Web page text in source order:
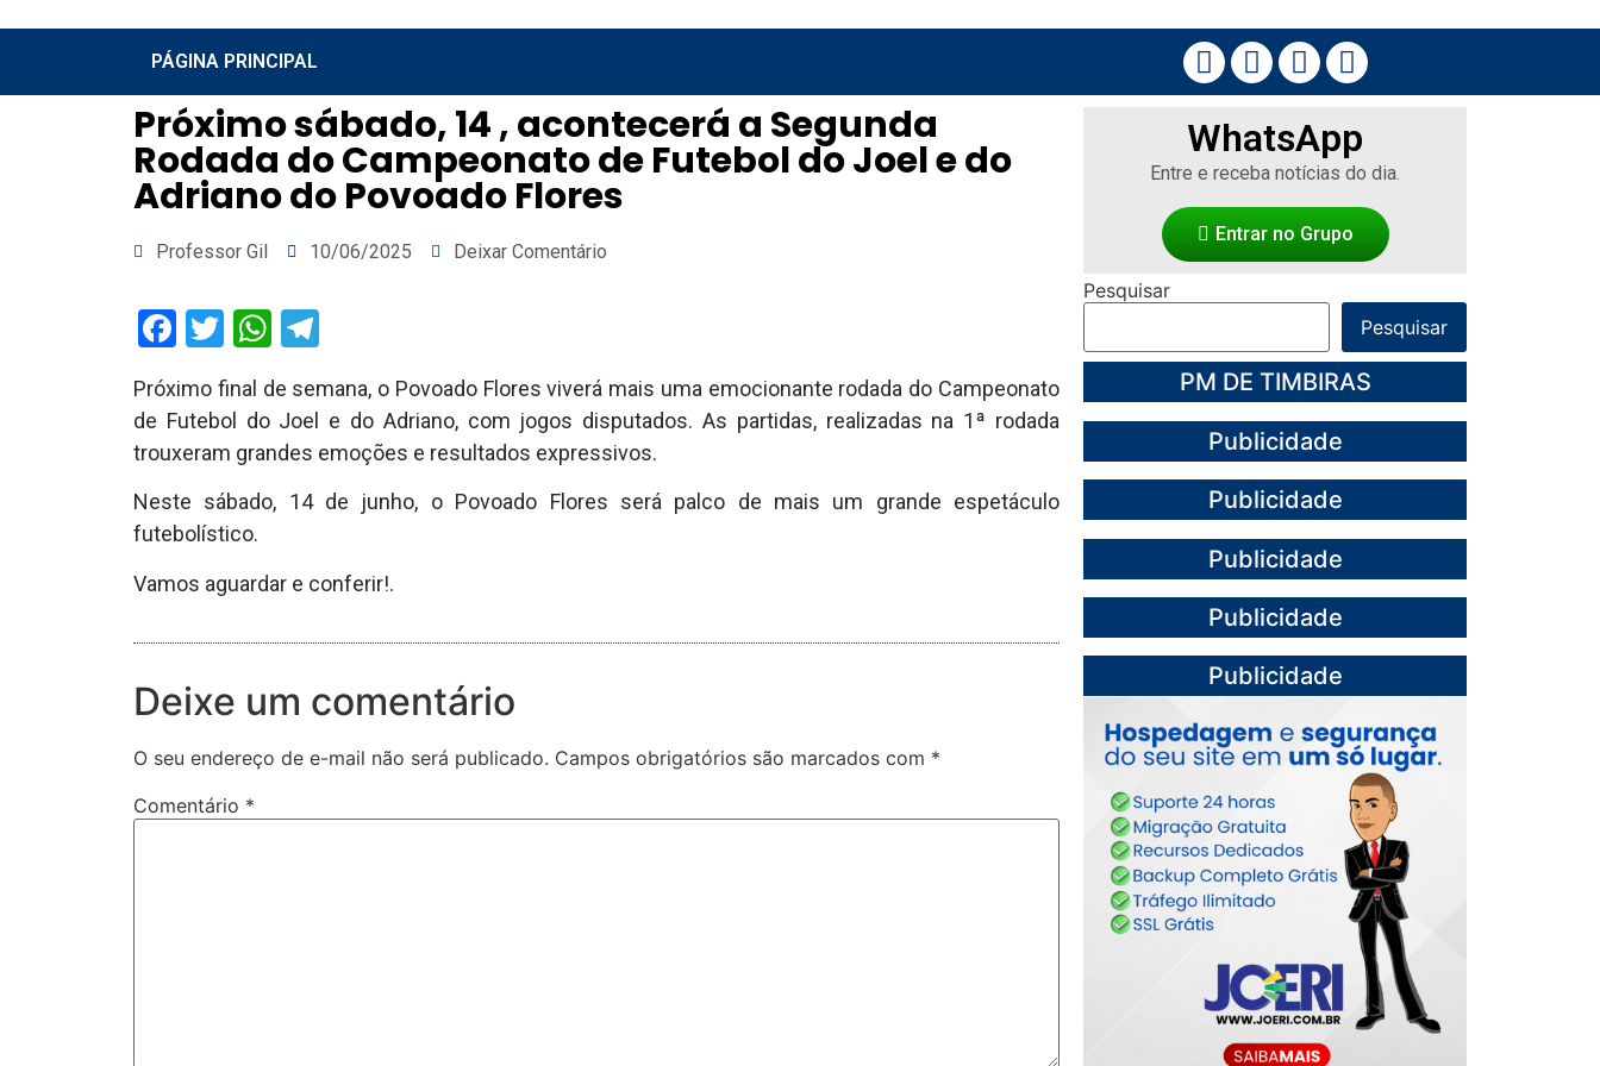
PÁGINA PRINCIPAL
Próximo sábado, 14 , acontecerá a Segunda
Rodada do Campeonato de Futebol do Joel e do
Adriano do Povoado Flores
Professor Gil 10/06/2025 Deixar Comentário
Facebook
TwitterWhatsApp
Próximo final de semana, o Povoado Flores viverá mais uma emocionante rodada do Campeonato
de Futebol do Joel e do Adriano, com jogos disputados. As partidas, realizadas na 1ª rodada
trouxeram grandes emoções e resultados expressivos.
Neste sábado, 14 de junho, o Povoado Flores será palco de mais um grande espetáculo
futebolístico.
Vamos aguardar e conferir!.
Deixe um comentário
O seu endereço de e-mail não será publicado. Campos obrigatórios são marcados com *
Comentário *
WhatsApp
Entre e receba notícias do dia.
Entrar no Grupo
Pesquisar
Pesquisar
PM DE TIMBIRAS
Publicidade
Publicidade
Publicidade
Publicidade
Publicidade